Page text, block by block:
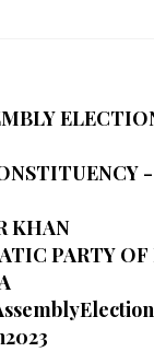
-
KHAN
PARTY OF